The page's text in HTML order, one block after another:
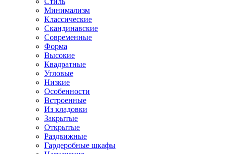
Минимализм
Классические
Скандинавские
Современные
Форма
Высокие
Квадратные
Угловые
Низкие
Особенности
Встроенные
Из кладовки
Закрытые
Открытые
Раздвижные
Гардеробные шкафы